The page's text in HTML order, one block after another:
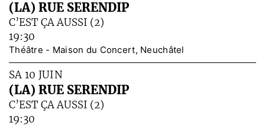
(LA) RUE SERENDIP
C’EST ÇA AUSSI (2)
19:30
Théâtre - Maison du Concert, Neuchâtel
SA 10 JUIN
(LA) RUE SERENDIP
C’EST ÇA AUSSI (2)
19:30